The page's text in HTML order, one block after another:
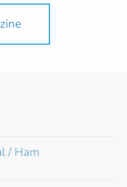
/ Ham